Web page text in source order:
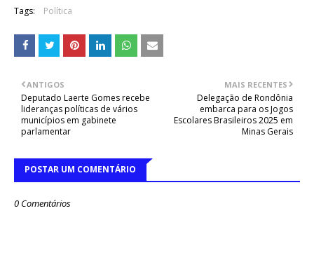
Tags: Política
MAIS RECENTES
Delegação de Rondônia
embarca para os Jogos
Escolares Brasileiros 2025 em
Minas Gerais
ANTIGOS
Deputado Laerte Gomes recebe
lideranças políticas de vários
municípios em gabinete
parlamentar
POSTAR UM COMENTÁRIO
0 Comentários